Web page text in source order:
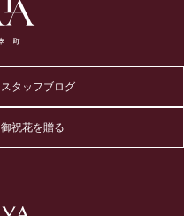
スタッフブログ
御祝花を贈る